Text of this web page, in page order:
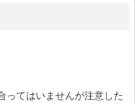
ってはいませんが注意した